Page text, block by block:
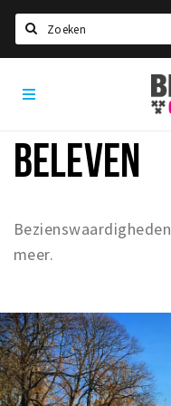
Home
Deals
Nieuws, interviews &
Slapen
Recreatief
Winkels
BELEVEN
meer.